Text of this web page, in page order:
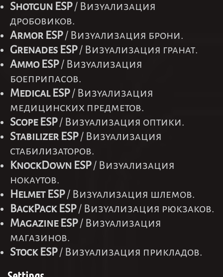
Shotgun ESP/ Визуализация
дробовиков.
Armor ESP/ Визуализация брони.
Grenades ESP/ Визуализация гранат.
Ammo ESP/ Визуализация
боеприпасов.
Medical ESP/ Визуализация
медицинских предметов.
Scope ESP/ Визуализация оптики.
Stabilizer ESP/ Визуализация
стабилизаторов.
KnockDown ESP/ Визуализация
нокаутов.
Helmet ESP/ Визуализация шлемов.
BackPack ESP/ Визуализация рюкзаков.
Magazine ESP/ Визуализация
магазинов.
Stock ESP/ Визуализация прикладов.